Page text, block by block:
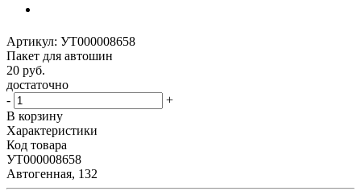
Артикул: УТ000008658
Пакет для автошин
20 руб.
достаточно
-
+
В корзину
Характеристики
Код товара
УТ000008658
Автогенная, 132